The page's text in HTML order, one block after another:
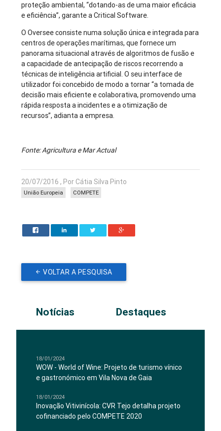
proteção ambiental, “dotando-as de uma maior eficácia
e eficiência”, garante a Critical Software.
O Oversee consiste numa solução única e integrada para
centros de operações marítimas, que fornece um
panorama situacional através de algoritmos de fusão e
a capacidade de antecipação de riscos recorrendo a
técnicas de inteligência artificial. O seu interface de
utilizador foi concebido de modo a tornar “a tomada de
decisão mais eficiente e colaborativa, promovendo uma
rápida resposta a incidentes e a otimização de
recursos”, adianta a empresa.
Fonte: Agricultura e Mar Actual
20/07/2016 , Por Cátia Silva Pinto
COMPETE
União Europeia
VOLTAR A PESQUISA
Notícias Destaques
18/01/2024
WOW - World of Wine: Projeto de turismo vínico
e gastronómico em Vila Nova de Gaia
18/01/2024
Inovação Vitivinícola: CVR Tejo detalha projeto
cofinanciado pelo COMPETE 2020